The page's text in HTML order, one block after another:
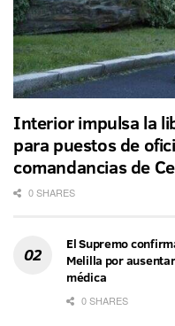
Interior impulsa la
para puestos de
comandancias de
0 SHARES
El Supremo
Melilla por
médica
0 SHARES